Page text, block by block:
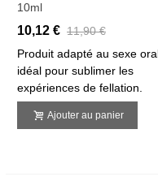
10ml
10,12 € 11,90 €
Produit adapté au sexe
idéal pour sublimer les
expériences de fellation.
Ajouter au panier